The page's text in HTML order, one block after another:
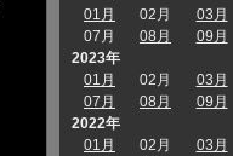
01月
02月 03月
07月
08月 09月
2023年
01月
02月 03月
07月
08月 09月
2022年
01月
02月 03月